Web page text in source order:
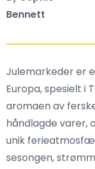
Bennett
Julemarkeder er
Europa, spesielt i
aromaen av
håndlagde varer,
unik
sesongen,